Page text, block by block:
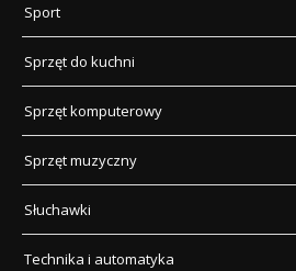
Sport
Sprzęt do kuchni
Sprzęt komputerowy
Sprzęt muzyczny
Słuchawki
Technika i automatyka